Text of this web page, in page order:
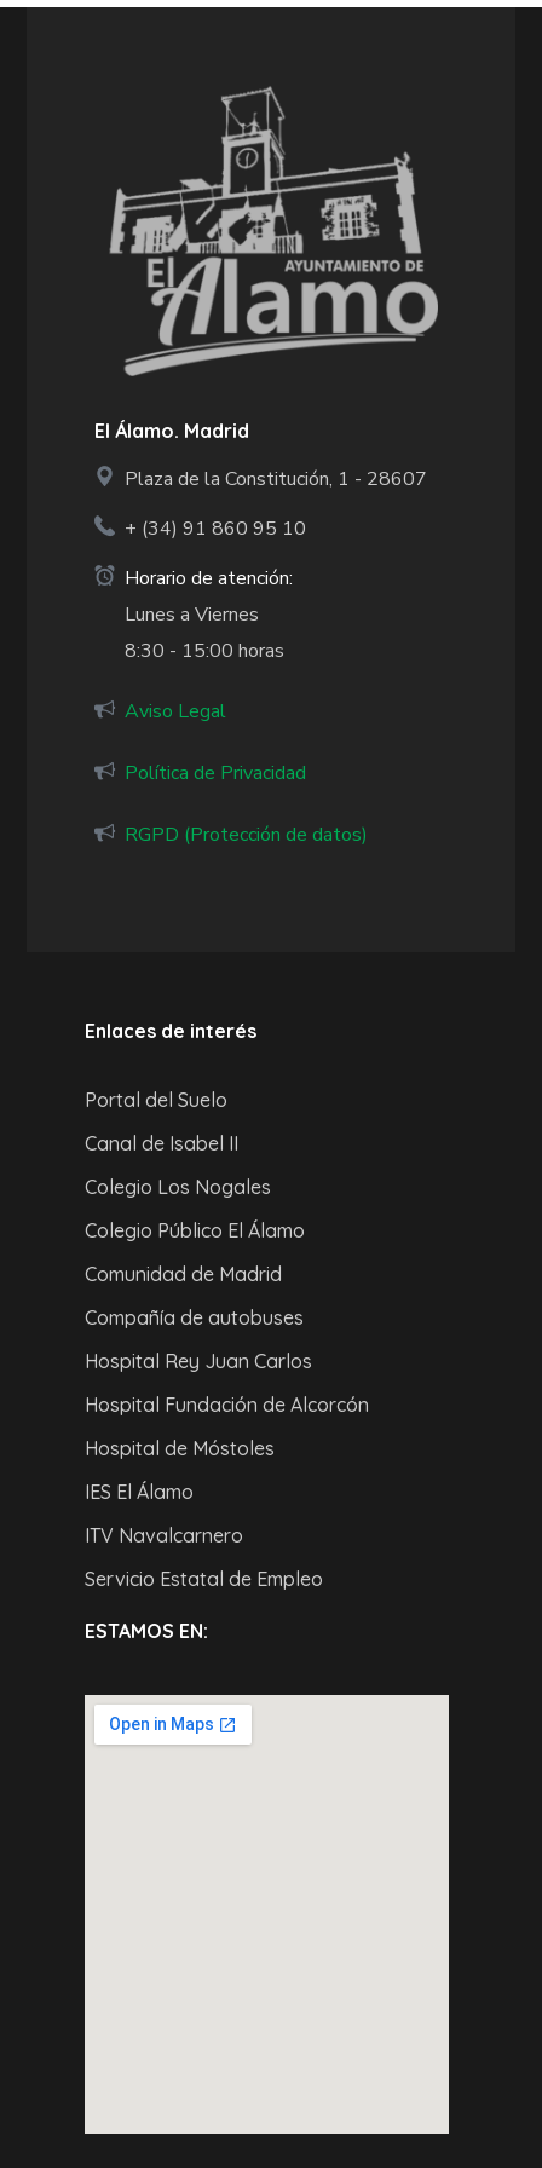
El Álamo. Madrid
Plaza de la Constitución, 1 - 28607
+ (34)91 860 95 10
Horario de atención:
Lunes a Viernes
8:30 - 15:00 horas
Aviso Legal
Política de Privacidad
RGPD (Protección de datos)
Enlaces de interés
Portal del Suelo
Canal de Isabel II
Colegio Los Nogales
Colegio Público El Álamo
Comunidad de Madrid
Compañía de autobuses
Hospital Rey Juan Carlos
Hospital Fundación de Alcorcón
Hospital de Móstoles
IES El Álamo
ITV Navalcarnero
Servicio Estatal de Empleo
ESTAMOS EN: